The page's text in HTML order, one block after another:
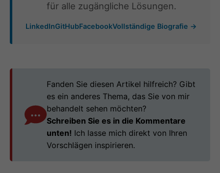
für alle zugängliche Lösungen.
LinkedInGitHubFacebookVollständige Biografie →
Fanden Sie diesen Artikel hilfreich? Gibt
es ein anderes Thema, das Sie von mir
behandelt sehen möchten?
Schreiben Sie es in die Kommentare
unten! Ich lasse mich direkt von Ihren
Vorschlägen inspirieren.